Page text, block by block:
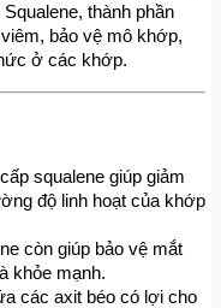
thành phần
bảo vệ mô khớp,
ở các khớp.
squalene giúp giảm
độ linh hoạt của khớp
còn giúp bảo vệ mắt
khỏe mạnh.
các axit béo có lợi cho